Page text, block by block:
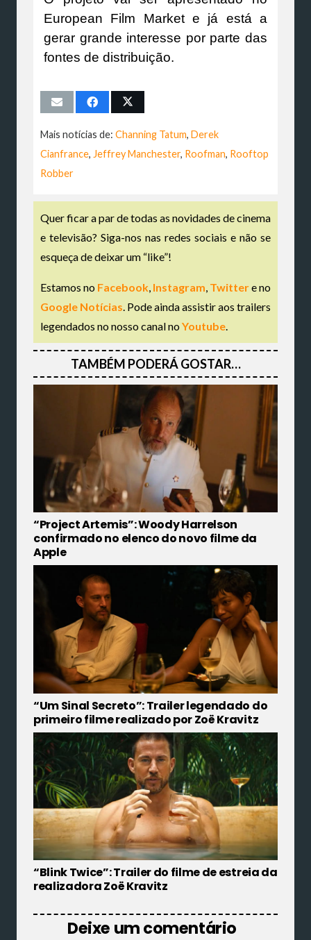
European Film Market e já está a
gerar grande interesse por parte das
fontes de distribuição.
Mais notícias de: Channing Tatum, Derek
Cianfrance, Jeffrey Manchester, Roofman, Rooftop
Robber
Quer ficar a par de todas as novidades de cinema
e televisão? Siga-nos nas redes sociais e não se
esqueça de deixar um “like”!
Estamos no Facebook, Instagram, Twittere no
Google Notícias. Pode ainda assistir aos trailers
legendados no nosso canal noYoutube.
TAMBÉM PODERÁ GOSTAR…
“Project Artemis”: Woody Harrelson
confirmado no elenco do novo filme da
Apple
“Um Sinal Secreto”: Trailer legendado do
primeiro filme realizado por Zoë Kravitz
“Blink Twice”: Trailer do filme de estreia da
realizadora Zoë Kravitz
Deixe um comentário